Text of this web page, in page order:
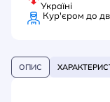
Україні
Кур'єром до
ОПИС